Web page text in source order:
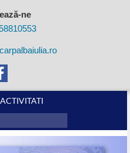
ne
ACTIVITATI